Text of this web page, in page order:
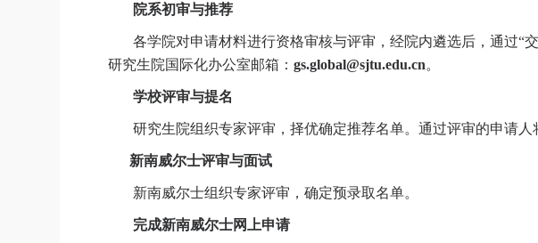
院系初审与推荐
各学院对申请材料进行资格审核与评审，经院内遴选后，通过“
研究生院国际化办公室邮箱： gs.global@sjtu.edu.cn。
学校评审与提名
研究生院组织专家评审，择优确定推荐名单。通过评审的申请人
新南威尔士评审与面试
新南威尔士组织专家评审，确定预录取名单。
完成新南威尔士网上申请